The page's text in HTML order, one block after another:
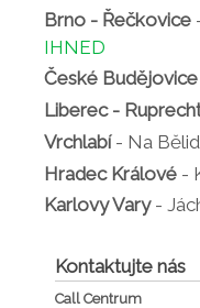
Brno - Řečkovice
IHNED
České Budějovice
Liberec -
Vrchlabí- Na
Hradec Králové -
Karlovy Vary-
Kontaktujte nás
Call Centrum